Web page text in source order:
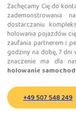
Zachęcamy Cię do
zademonstrowania
dostarczaniu
holowania pojazdów
zaufania partnerem i
godziny na dobę, 7 dni
znaczenie ma dla
holowanie
+49 507 548 249